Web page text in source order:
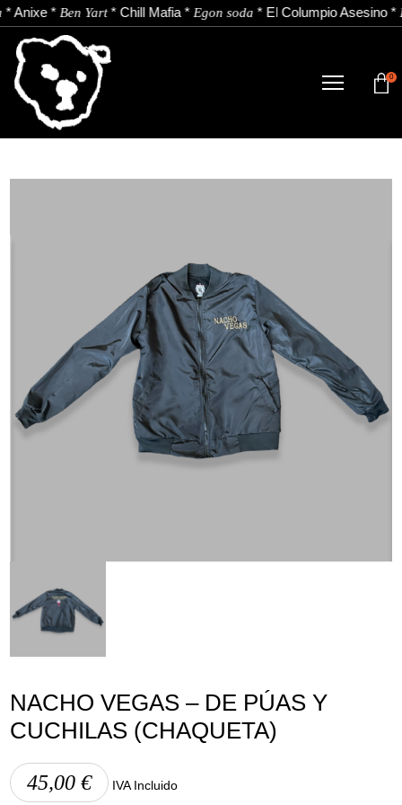
Anixe*Ben Yart*Chill Mafia*Egon soda*El Columpio Asesino*
DENDA
BERRIAK.
KONTAKTUA.
Youtube Spotify
EU ES
Lege abisua Cookieen politika Pribatutasun-politika
0
NACHO VEGAS – DE PÚAS Y
CUCHILAS (CHAQUETA)
45,00€ IVA Incluido